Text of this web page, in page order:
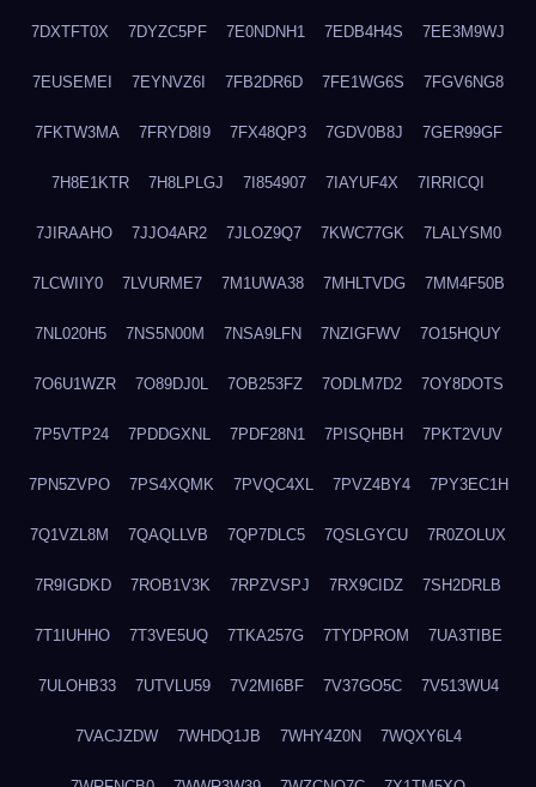
7DXTFT0X 7DYZC5PF 7E0NDNH1 7EDB4H4S 7EE3M9WJ
7EUSEMEI 7EYNVZ6I 7FB2DR6D 7FE1WG6S 7FGV6NG8
7FKTW3MA 7FRYD8I9 7FX48QP3 7GDV0B8J 7GER99GF
7H8E1KTR 7H8LPLGJ 7I854907 7IAYUF4X 7IRRICQI
7JIRAAHO 7JJO4AR2 7JLOZ9Q7 7KWC77GK 7LALYSM0
7LCWIIY0 7LVURME7 7M1UWA38 7MHLTVDG 7MM4F50B
7NL020H5 7NS5N00M 7NSA9LFN 7NZIGFWV 7O15HQUY
7O6U1WZR 7O89DJ0L 7OB253FZ 7ODLM7D2 7OY8DOTS
7P5VTP24 7PDDGXNL 7PDF28N1 7PISQHBH 7PKT2VUV
7PN5ZVPO 7PS4XQMK 7PVQC4XL 7PVZ4BY4 7PY3EC1H
7Q1VZL8M 7QAQLLVB 7QP7DLC5 7QSLGYCU 7R0ZOLUX
7R9IGDKD 7ROB1V3K 7RPZVSPJ 7RX9CIDZ 7SH2DRLB
7T1IUHHO 7T3VE5UQ 7TKA257G 7TYDPROM 7UA3TIBE
7ULOHB33 7UTVLU59 7V2MI6BF 7V37GO5C 7V513WU4
7VACJZDW 7WHDQ1JB 7WHY4Z0N 7WQXY6L4